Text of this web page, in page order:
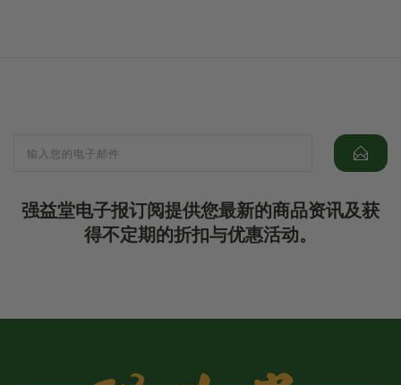
强益堂电子报订阅提供您最新的商品资讯及获
得不定期的折扣与优惠活动。